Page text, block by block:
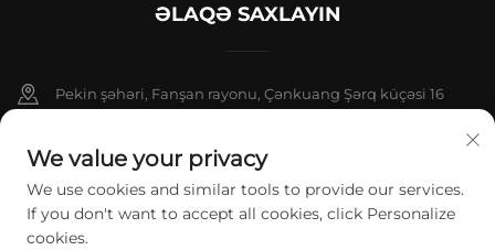
ƏLAQƏ SAXLAYIN
Pekin şəhəri, Fanşan rayonu, Çənkuang Şərq küçəsi 16
+86-13911459627
[email protected]
We value your privacy
We use cookies and similar tools to provide our services.
If you don't want to accept all cookies, click Personalize
cookies.